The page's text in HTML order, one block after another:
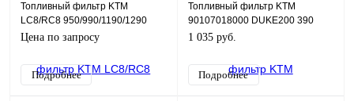
Топливный фильтр KTM
LC8/RC8 950/990/1190/1290
61007090200
Цена по запросу
Подробнее
Топливный фильтр KTM
90107018000 DUKE200 390
1 035 руб.
Подробнее